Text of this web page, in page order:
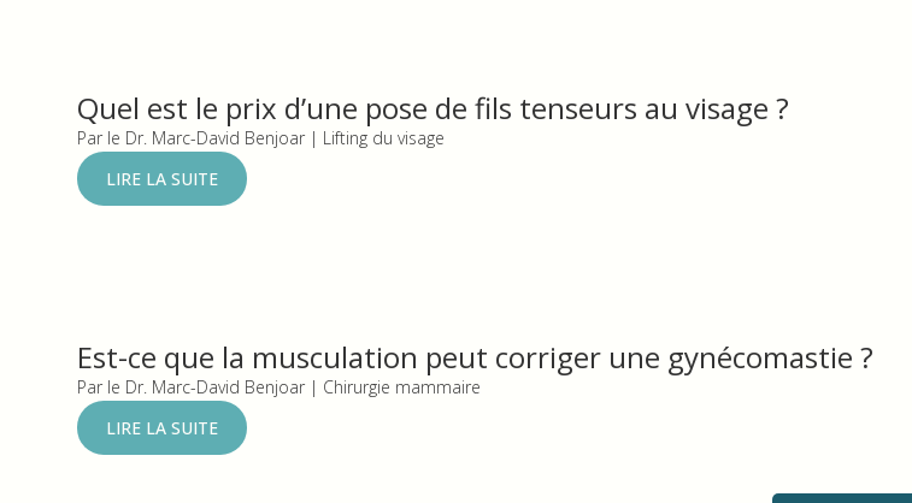
Quel est le prix d’une pose de fils tenseurs au visage ?
Par le Dr. Marc-David Benjoar | Lifting du visage
LIRE LA SUITE
Est-ce que la musculation peut corriger une gynécomastie ?
Par le Dr. Marc-David Benjoar | Chirurgie mammaire
LIRE LA SUITE